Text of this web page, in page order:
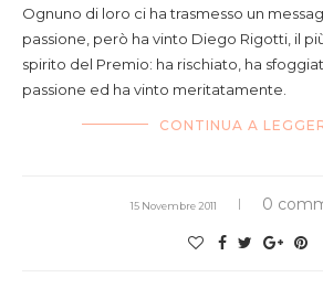
Ognuno di loro ci ha trasmesso un
passione, però ha vinto Diego Rigotti, il
spirito del Premio: ha rischiato, ha
passione ed ha vinto meritatamente.
CONTINUA A
15 Novembre 2011 0